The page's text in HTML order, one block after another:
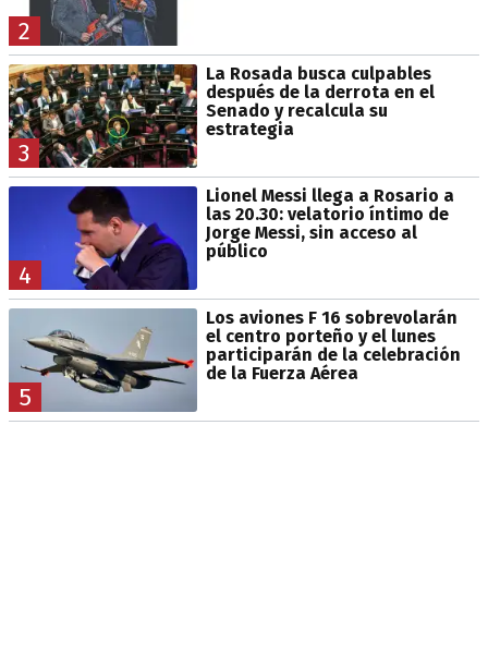
2
3
La Rosada busca culpables
después de la derrota en el
Senado y recalcula su
estrategia
4
Lionel Messi llega a Rosario a
las 20.30: velatorio íntimo de
Jorge Messi, sin acceso al
público
5
Los aviones F 16 sobrevolarán
el centro porteño y el lunes
participarán de la celebración
de la Fuerza Aérea